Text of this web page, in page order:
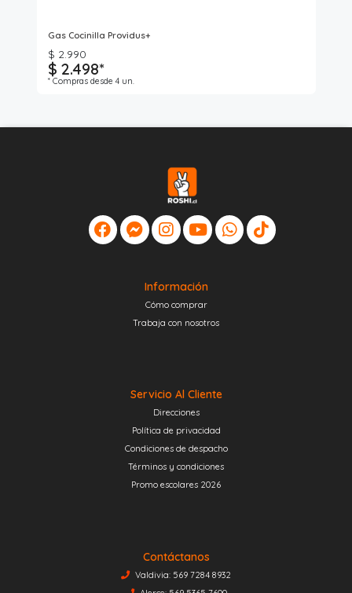
Gas Cocinilla Providus+
$ 2.990
$ 2.498*
* Compras desde 4 un.
Información
Cómo comprar
Trabaja con nosotros
Servicio Al Cliente
Direcciones
Política de privacidad
Condiciones de despacho
Términos y condiciones
Promo escolares 2026
Contáctanos
Valdivia: 569 7284 8932